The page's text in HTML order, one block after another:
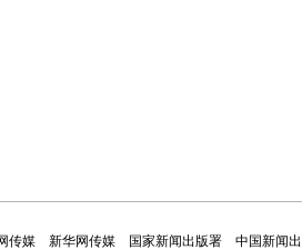
传媒 新华网传媒 国家新闻出版署
中国新闻